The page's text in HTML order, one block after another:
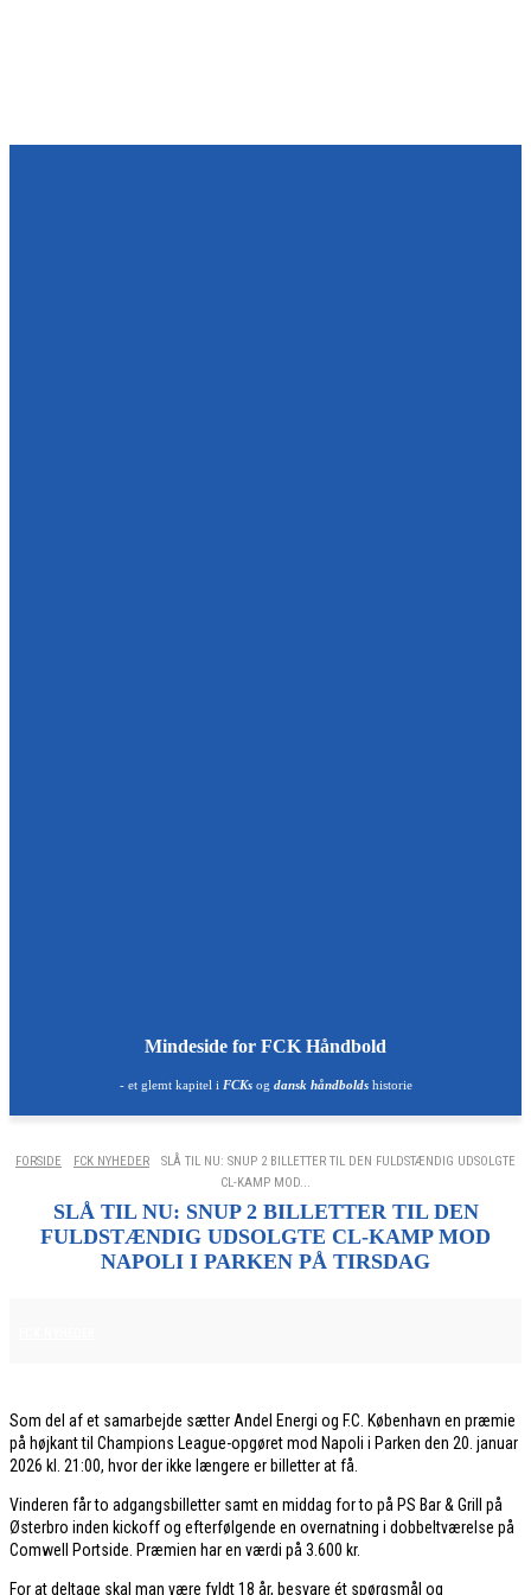
Mindeside for FCK Håndbold
- et glemt kapitel i FCKsog dansk håndboldshistorie
FORSIDE FCK NYHEDER
SLÅ TIL NU: SNUP 2 BILLETTER TIL DEN FULDSTÆNDIG UDSOLGTE
CL-KAMP MOD...
SLÅ TIL NU: SNUP 2 BILLETTER TIL DEN
FULDSTÆNDIG UDSOLGTE CL-KAMP MOD
NAPOLI I PARKEN PÅ TIRSDAG
Som del af et samarbejde sætter Andel Energi og F.C. København en præmie
på højkant til Champions League-opgøret mod Napoli i Parken den 20. januar
2026 kl. 21:00, hvor der ikke længere er billetter at få.
Vinderen får to adgangsbilletter samt en middag for to på PS Bar & Grill på
Østerbro inden kickoff og efterfølgende en overnatning i dobbeltværelse på
Comwell Portside. Præmien har en værdi på 3.600 kr.
For at deltage skal man være fyldt 18 år, besvare ét spørgsmål og